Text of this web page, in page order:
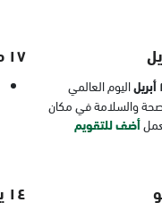
اليوم العالمي
والسلامة في مكان
أضف للتقويم
١٧ مايو
١٤ يونيو